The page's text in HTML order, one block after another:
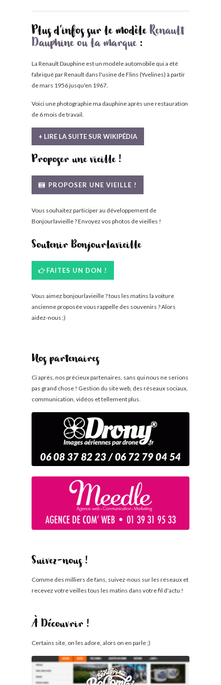
Plus d'infos sur le modèle Renault
Dauphine ou la marque:
La Renault Dauphine est un modèle automobile qui a été
fabriqué par Renault dans l'usine de Flins (Yvelines) à partir
de mars 1956 jusqu'en 1967.
Voici une photographie ma dauphine après une restauration
de 6 mois de travail.
+ LIRE LA SUITE SUR WIKIPÉDIA
Proposer une vieille !
PROPOSER UNE VIEILLE !
Vous souhaitez participer au développement de
Bonjourlavieille ? Envoyez vos photos de vieilles !
Soutenir Bonjourlavieille
FAITES UN DON !
Vous aimez bonjourlavieille ? tous les matins la voiture
ancienne proposée vous rappelle des souvenirs ? Alors
aidez-nous ;)
Nos partenaires
Ci après, nos précieux partenaires, sans qui nous ne serions
pas grand chose ! Gestion du site web, des réseaux sociaux,
communication, vidéos et tellement plus.
Suivez-nous !
Comme des milliers de fans, suivez-nous sur les réseaux et
recevez votre veilles tous les matins dans votre fil d'actu !
À Découvrir !
Certains site, on les adore, alors on en parle ;)